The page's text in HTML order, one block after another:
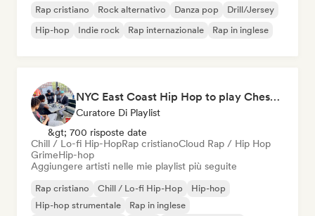
Rap cristiano Rock alternativo Danza pop
Drill/Jersey
Hip-hop
Indie rock Rap internazionale Rap in inglese
NYC East Coast Hip Hop to play Chess to - Best BoomBap / Conscious Rap 2026 (Independent Rap Only)
Curatore Di Playlist
&gt; 700 risposte date
Chill / Lo-fi Hip-HopRap cristianoCloud Rap / Hip Hop
GrimeHip-hop
Aggiungere artisti nelle mie playlist più seguite
Rap cristiano Chill / Lo-fi Hip-Hop
Hip-hop
Hip-hop strumentale
Rap in inglese